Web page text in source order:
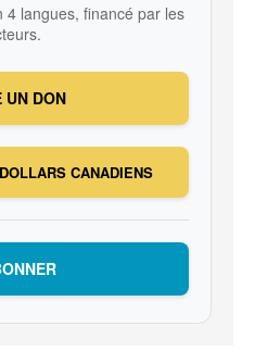
4 langues, financé par les
UN DON
CANADIENS